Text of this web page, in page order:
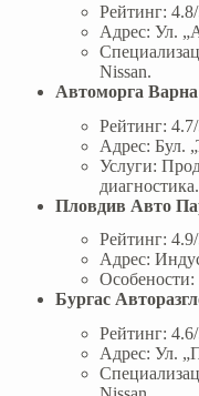
Рейтинг:
Адрес: Ул.
Nissan.
Автоморга
Рейтинг:
Адрес: Бул.
Услуги:
диагностика.
Пловдив Авто
Рейтинг:
Адрес:
Особености:
Бургас
Рейтинг:
Адрес: Ул.